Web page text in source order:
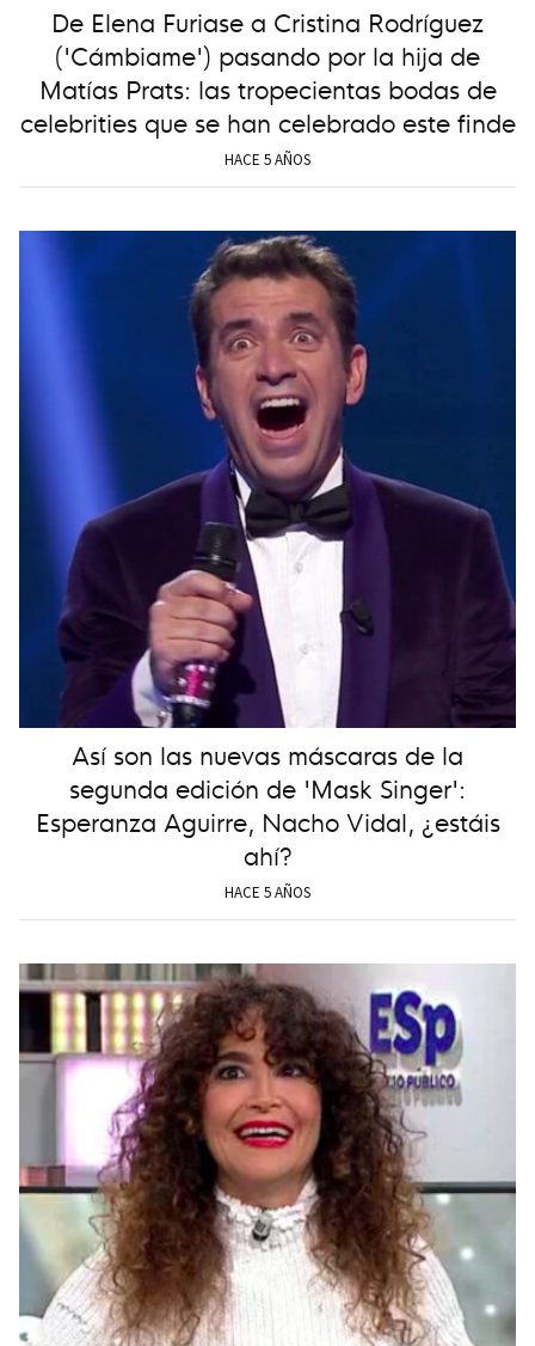
De Elena Furiase a Cristina Rodríguez
('Cámbiame') pasando por la hija de
Matías Prats: las tropecientas bodas de
celebrities que se han celebrado este finde
HACE 5 AÑOS
Así son las nuevas máscaras de la
segunda edición de 'Mask Singer':
Esperanza Aguirre, Nacho Vidal, ¿estáis
ahí?
HACE 5 AÑOS